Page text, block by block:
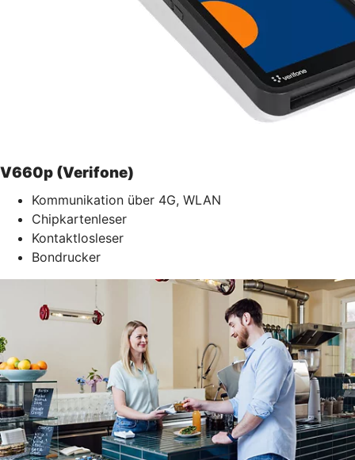
V660p (Verifone)
Kommunikation über 4G, WLAN
Chipkartenleser
Kontaktlosleser
Bondrucker